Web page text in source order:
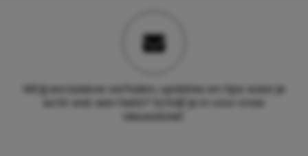
Wil jij exclusieve verhalen, updates en tips waar je
echt wat aan hebt? Schrijf je in voor onze
nieuwsbrief.